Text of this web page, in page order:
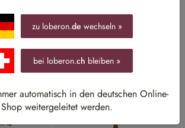
zu loberon.de wechseln »
bei loberon.ch bleiben »
automatisch in den deutschen Online-
Shop weitergeleitet werden.